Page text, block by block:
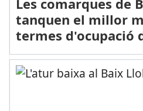
Les comarques de
tanquen el millor
termes d'ocupació